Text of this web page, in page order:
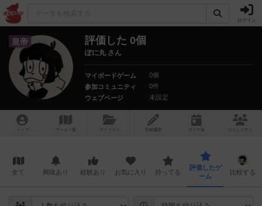
ログイン
皇帝 評価した 0個
ぽに丸 さん
マイボードゲーム
0個
参加コミュニティ
0件
ウェブページ
未設定
トップ ゲーム一覧 マイリスト 投稿履歴 ボ ドゲ コミュニティ
全て 興味あり 経験あり お気に入り 持ってる
評価したゲ
ーム
比較する